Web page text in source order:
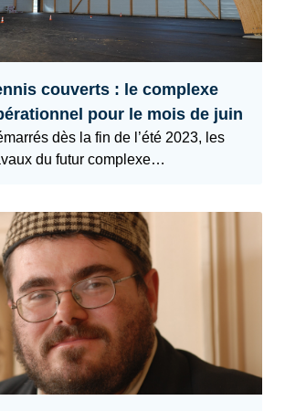
couverts : le complexe
pour le mois de juin
dès la fin de l’été 2023, les
du futur complexe…